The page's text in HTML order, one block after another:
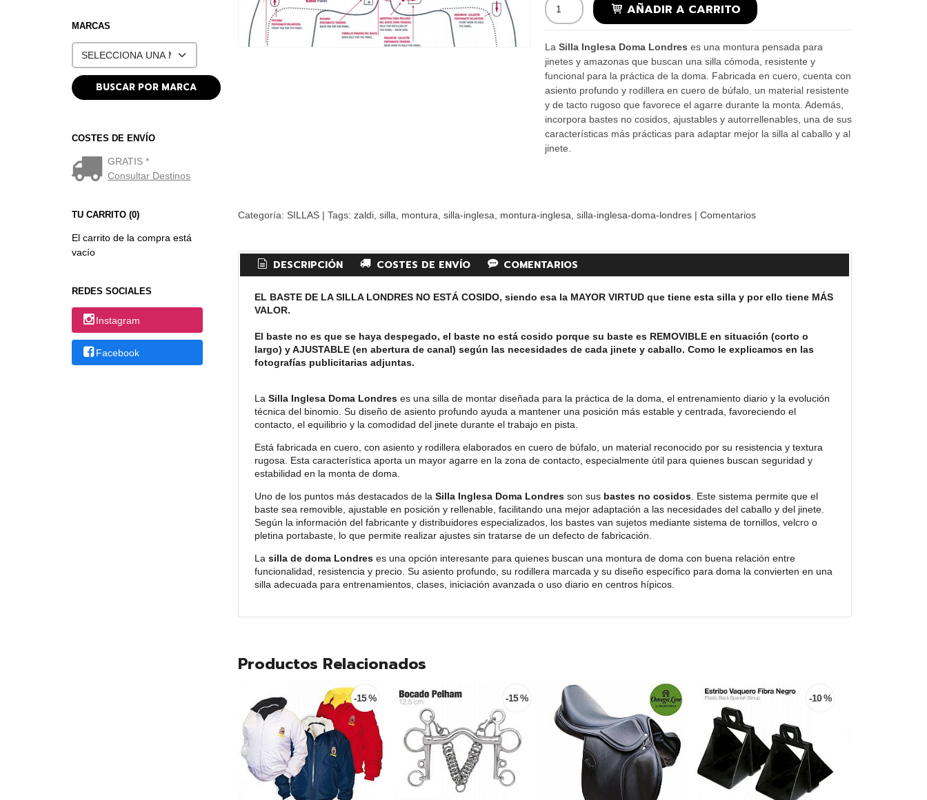
MARCAS
COSTES DE ENVÍO
GRATIS *
Consultar Destinos
TU CARRITO (0)
El carrito de la compra está
vacío
REDES SOCIALES
Instagram
Facebook
AÑADIR A CARRITO
La Silla Inglesa Doma Londres es una montura pensada para
jinetes y amazonas que buscan una silla cómoda, resistente y
funcional para la práctica de la doma. Fabricada en cuero, cuenta con
asiento profundo y rodillera en cuero de búfalo, un material resistente
y de tacto rugoso que favorece el agarre durante la monta. Además,
incorpora bastes no cosidos, ajustables y autorrellenables, una de sus
características más prácticas para adaptar mejor la silla al caballo y al
jinete.
Categoría: SILLAS| Tags: zaldi silla montura silla-inglesa montura-inglesa silla-inglesa-doma-londres | Comentarios
DESCRIPCIÓN COSTES DE ENVÍO COMENTARIOS
EL BASTE DE LA SILLA LONDRES NO ESTÁ COSIDO, siendo esa la MAYOR VIRTUD que tiene esta silla y por ello tiene MÁS
VALOR.
El baste no es que se haya despegado, el baste no está cosido porque su baste es REMOVIBLE en situación (corto o
largo) y AJUSTABLE (en abertura de canal) según las necesidades de cada jinete y caballo. Como le explicamos en las
fotografías publicitarias adjuntas.
LaSilla Inglesa Doma Londres es una silla de montar diseñada para la práctica de la doma, el entrenamiento diario y la evolución
técnica del binomio. Su diseño de asiento profundo ayuda a mantener una posición más estable y centrada, favoreciendo el
contacto, el equilibrio y la comodidad del jinete durante el trabajo en pista.
Está fabricada en cuero, con asiento y rodillera elaborados en cuero de búfalo, un material reconocido por su resistencia y textura
rugosa. Esta característica aporta un mayor agarre en la zona de contacto, especialmente útil para quienes buscan seguridad y
estabilidad en la monta de doma.
Uno de los puntos más destacados de laSilla Inglesa Doma Londres son sus bastes no cosidos . Este sistema permite que el
baste sea removible, ajustable en posición y rellenable, facilitando una mejor adaptación a las necesidades del caballo y del jinete.
Según la información del fabricante y distribuidores especializados, los bastes van sujetos mediante sistema de tornillos, velcro o
pletina portabaste, lo que permite realizar ajustes sin tratarse de un defecto de fabricación.
Lasilla de doma Londres es una opción interesante para quienes buscan una montura de doma con buena relación entre
funcionalidad, resistencia y precio. Su asiento profundo, su rodillera marcada y su diseño específico para doma la convierten en una
silla adecuada para entrenamientos, clases, iniciación avanzada o uso diario en centros hípicos.
Productos Relacionados
-15 % -15 % -10 %